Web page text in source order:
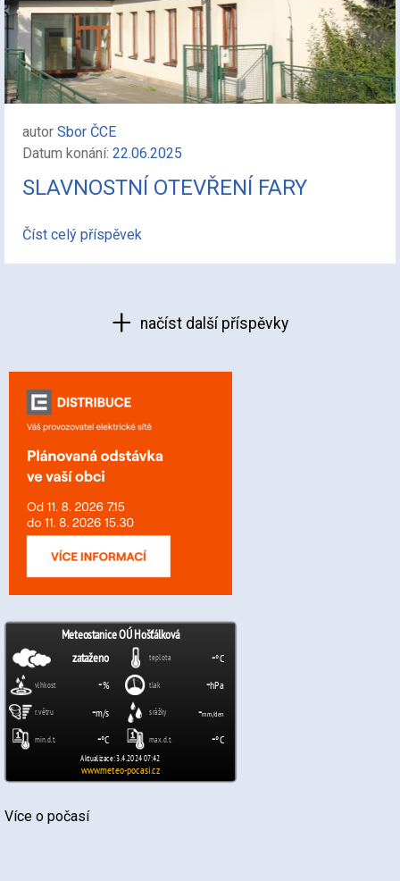
Více o počasí
autor Sbor ČCE
Datum konání: 22.06.2025
SLAVNOSTNÍ OTEVŘENÍ FARY
Číst celý příspěvek
načíst další příspěvky